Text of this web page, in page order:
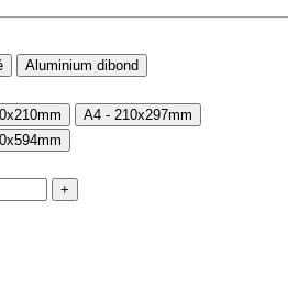
Aluminium dibond
A4 - 210x297mm
+